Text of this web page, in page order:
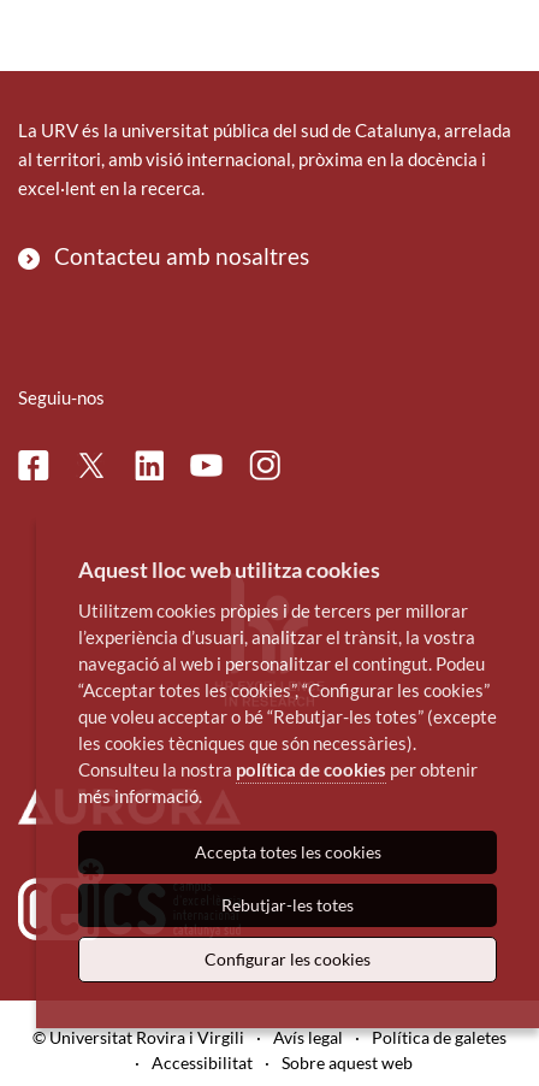
La URV és la universitat pública del sud de Catalunya, arrelada
al territori, amb visió internacional, pròxima en la docència i
excel·lent en la recerca.
Contacteu amb nosaltres
Seguiu-nos
FacebookTwitterLinkedinYoutubeInstagram
© Universitat Rovira i Virgili · Avís legal · Política de galetes
·
Accessibilitat · Sobre aquest web
Aquest lloc web utilitza cookies
Utilitzem cookies pròpies i de tercers per millorar
l’experiència d’usuari, analitzar el trànsit, la vostra
navegació al web i personalitzar el contingut. Podeu
“Acceptar totes les cookies”, “Configurar les cookies”
que voleu acceptar o bé “Rebutjar-les totes” (excepte
les cookies tècniques que són necessàries).
Consulteu la nostra política de cookies per obtenir
més informació.
Accepta totes les cookies
Rebutjar-les totes
Configurar les cookies